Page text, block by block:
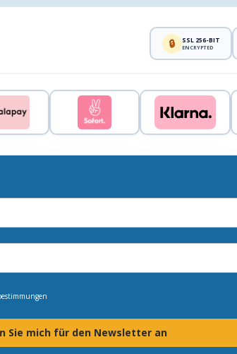
🔒 SSL 256-BIT
ENCRYPTED
Sie mich für den Newsletter an